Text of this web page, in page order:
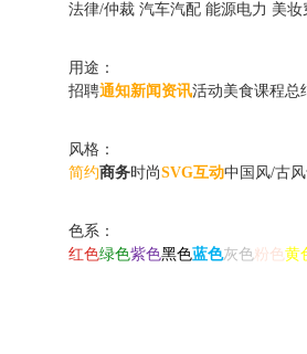
法律/仲裁 汽车汽配 能源电力 美妆
用途：
招聘通知新闻资讯活动美食课程总
风格：
简约商务时尚SVG互动中国风/古风
色系：
红色绿色紫色黑色蓝色灰色粉色黄